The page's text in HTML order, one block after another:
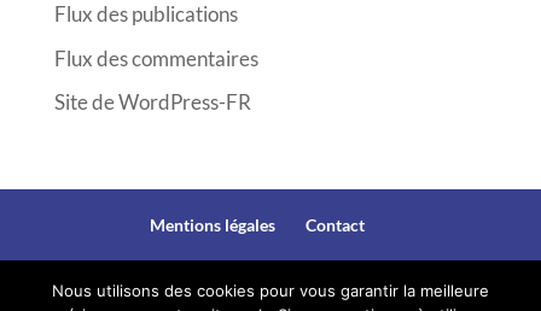
Flux des publications
Flux des commentaires
Site de WordPress-FR
Mentions légales Contact
Nous utilisons des cookies pour vous garantir la meilleure